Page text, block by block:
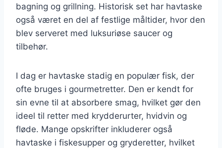
bagning og grillning. Historisk set har havtaske
også været en del af festlige måltider, hvor den
blev serveret med luksuriøse saucer og
tilbehør.
I dag er havtaske stadig en populær fisk, der
ofte bruges i gourmetretter. Den er kendt for
sin evne til at absorbere smag, hvilket gør den
ideel til retter med krydderurter, hvidvin og
fløde. Mange opskrifter inkluderer også
havtaske i fiskesupper og gryderetter, hvilket